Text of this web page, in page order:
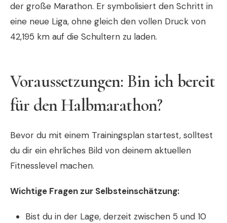
der große Marathon. Er symbolisiert den Schritt in
eine neue Liga, ohne gleich den vollen Druck von
42,195 km auf die Schultern zu laden.
Voraussetzungen: Bin ich bereit
für den Halbmarathon?
Bevor du mit einem Trainingsplan startest, solltest
du dir ein ehrliches Bild von deinem aktuellen
Fitnesslevel machen.
Wichtige Fragen zur Selbsteinschätzung:
Bist du in der Lage, derzeit zwischen 5 und 10